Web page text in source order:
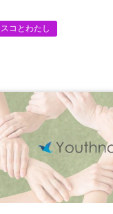
コとわたし